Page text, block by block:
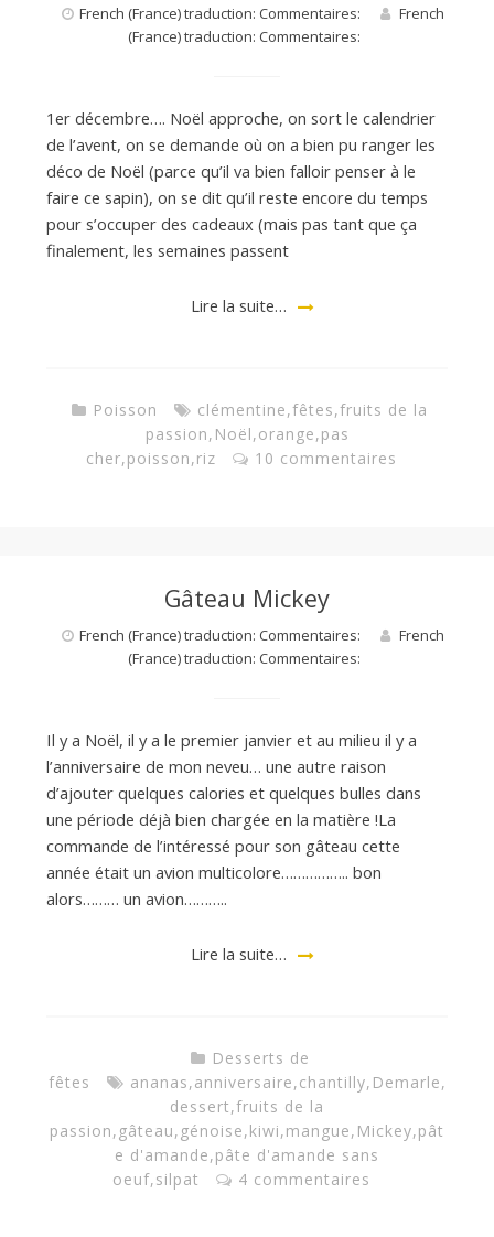
French (France) traduction: Commentaires:
French
(France) traduction: Commentaires:
1er décembre…. Noël approche, on sort le calendrier
de l’avent, on se demande où on a bien pu ranger les
déco de Noël (parce qu’il va bien falloir penser à le
faire ce sapin), on se dit qu’il reste encore du temps
pour s’occuper des cadeaux (mais pas tant que ça
finalement, les semaines passent
Lire la suite…
Poisson clémentine,fêtes,fruits de la
passion, Noël,orange,pas
cher,poisson,riz 10 commentaires
Gâteau Mickey
French (France) traduction: Commentaires:
French
(France) traduction: Commentaires:
Il y a Noël, il y a le premier janvier et au milieu il y a
l’anniversaire de mon neveu… une autre raison
d’ajouter quelques calories et quelques bulles dans
une période déjà bien chargée en la matière !La
commande de l’intéressé pour son gâteau cette
année était un avion multicolore…………….. bon
alors……… un avion………..
Lire la suite…
Desserts de
fêtes
ananas,anniversaire,chantilly, Demarle,
dessert,fruits de la
passion, gâteau, génoise,kiwi,mangue, Mickey,pât
e d'amande,pâte d'amande sans
oeuf,silpat 4 commentaires